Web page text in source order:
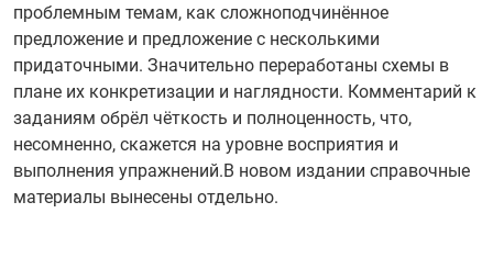
проблемным темам, как сложноподчинённое
предложение и предложение с несколькими
придаточными. Значительно переработаны схемы в
плане их конкретизации и наглядности. Комментарий к
заданиям обрёл чёткость и полноценность, что,
несомненно, скажется на уровне восприятия и
выполнения упражнений.В новом издании справочные
материалы вынесены отдельно.